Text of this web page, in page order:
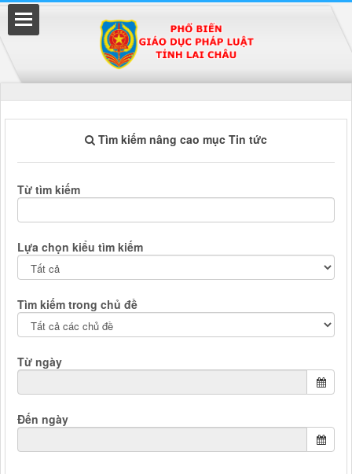
Tìm kiếm nâng cao mục Tin tức
Từ tìm kiếm
Lựa chọn kiểu tìm kiếm
Tìm kiếm trong chủ đề
Từ ngày
Đến ngày
Đã kết nối EMC